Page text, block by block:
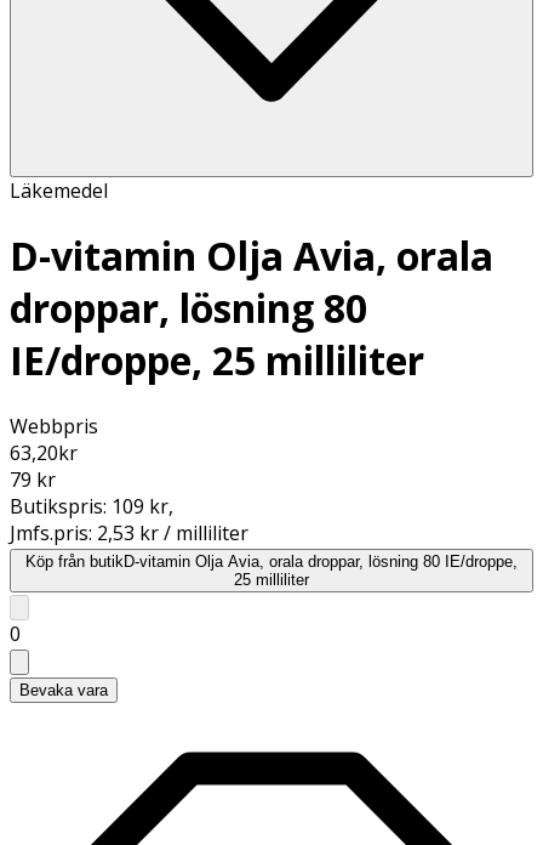
Läkemedel
D-vitamin Olja Avia, orala
droppar, lösning 80
IE/droppe, 25 milliliter
Webbpris
63,20kr
79 kr
Butikspris: 109 kr,
Jmfs.pris: 2,53 kr / milliliter
Köp från butikD-vitamin Olja Avia, orala droppar, lösning 80 IE/droppe,
25 milliliter
0
Bevaka vara